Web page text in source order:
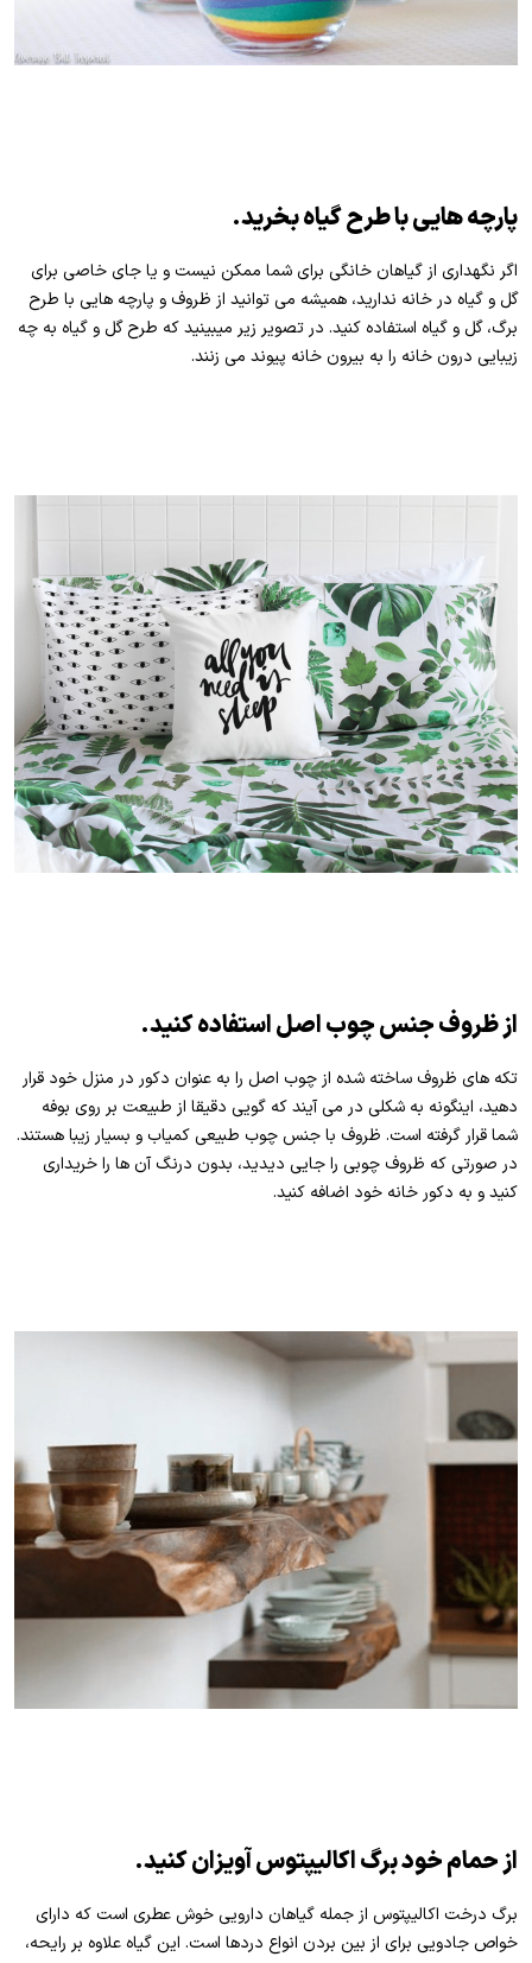
پارچه هایی با طرح گیاه بخرید.
اگر نگهداری از گیاهان خانگی برای شما ممکن نیست و یا جای خاصی برای
گل و گیاه در خانه ندارید، همیشه می توانید از ظروف و پارچه هایی با طرح
برگ، گل و گیاه استفاده کنید. در تصویر زیر میبینید که طرح گل و گیاه به چه
زیبایی درون خانه را به بیرون خانه پیوند می زنند.
از ظروف جنس چوب اصل استفاده کنید.
تکه های ظروف ساخته شده از چوب اصل را به عنوان دکور در منزل خود قرار
دهید، اینگونه به شکلی در می آیند که گویی دقیقا از طبیعت بر روی بوفه
شما قرار گرفته است. ظروف با جنس چوب طبیعی کمیاب و بسیار زیبا هستند.
در صورتی که ظروف چوبی را جایی دیدید، بدون درنگ آن ها را خریداری
کنید و به دکور خانه خود اضافه کنید.
از حمام خود برگ اکالیپتوس آویزان کنید.
برگ درخت اکالیپتوس از جمله گیاهان دارویی خوش عطری است که دارای
خواص جادویی برای از بین بردن انواع دردها است. این گیاه علاوه بر رایحه،